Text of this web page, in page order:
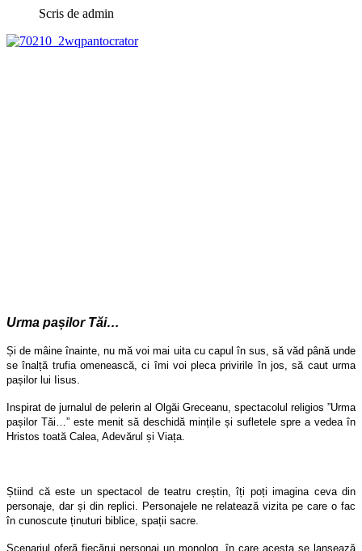
Scris de admin
Urma pașilor Tăi…
Și de mâine înainte, nu mă voi mai uita cu capul în sus, să văd până unde
se înalță trufia omenească, ci îmi voi pleca privirile în jos, să caut urma
pașilor lui Iisus.
Inspirat de jurnalul de pelerin al Olgăi Greceanu, spectacolul religios ”Urma
pașilor Tăi…” este menit să deschidă mințile și sufletele spre a vedea în
Hristos toată Calea, Adevărul și Viața.
Știind că este un spectacol de teatru creștin, îți poți imagina ceva din
personaje, dar și din replici. Personajele ne relatează vizita pe care o fac
în cunoscute ținuturi biblice, spații sacre.
Scenariul oferă fiecărui personaj un monolog, în care acesta se lansează